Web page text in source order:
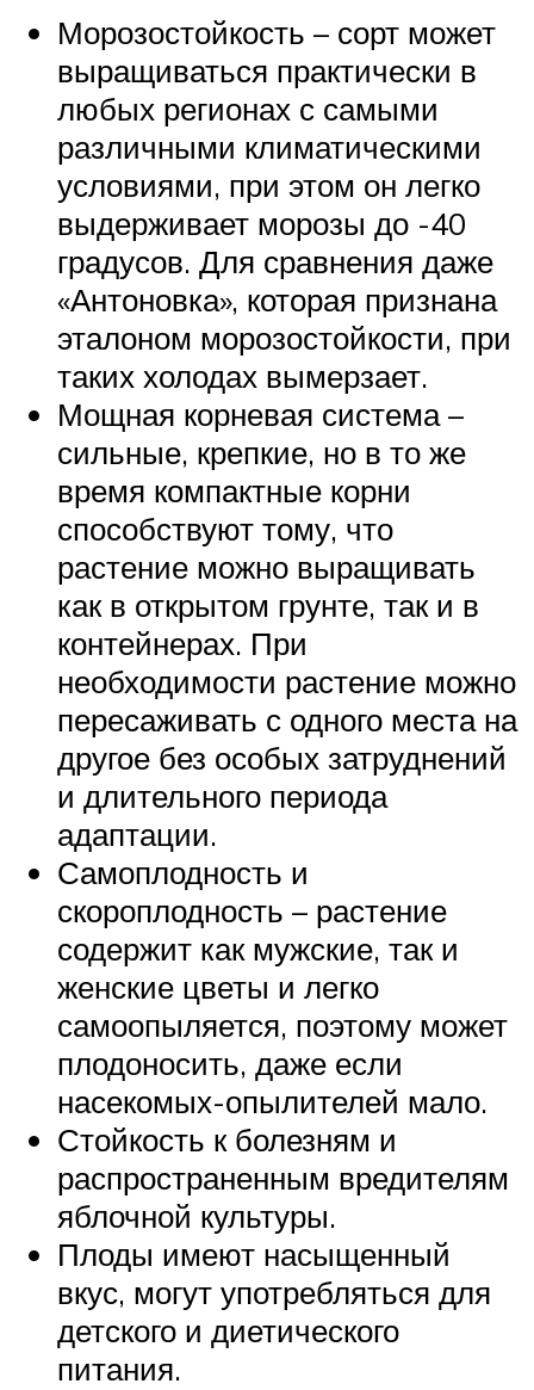
Морозостойкость – сорт может
выращиваться практически в
любых регионах с самыми
различными климатическими
условиями, при этом он легко
выдерживает морозы до -40
градусов. Для сравнения даже
«Антоновка», которая признана
эталоном морозостойкости, при
таких холодах вымерзает.
Мощная корневая система –
сильные, крепкие, но в то же
время компактные корни
способствуют тому, что
растение можно выращивать
как в открытом грунте, так и в
контейнерах. При
необходимости растение можно
пересаживать с одного места на
другое без особых затруднений
и длительного периода
адаптации.
Самоплодность и
скороплодность – растение
содержит как мужские, так и
женские цветы и легко
самоопыляется, поэтому может
плодоносить, даже если
насекомых-опылителей мало.
Стойкость к болезням и
распространенным вредителям
яблочной культуры.
Плоды имеют насыщенный
вкус, могут употребляться для
детского и диетического
питания.